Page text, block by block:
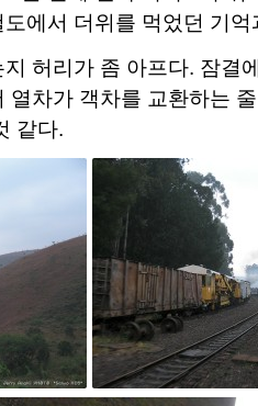
에서 더위를 먹었던 기
허리가 좀 아프다. 잠결
열차가 객차를 교환하는
같다.